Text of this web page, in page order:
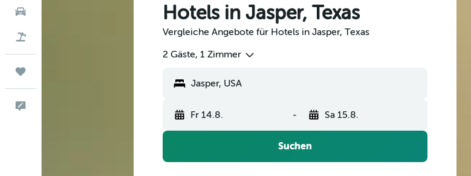
Hotels in Jasper, Texas
Vergleiche Angebote für Hotels in Jasper, Texas
2 Gäste, 1 Zimmer
Fr 14.8. - Sa 15.8.
Suchen